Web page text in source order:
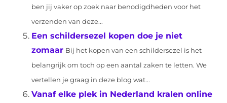
ben jij vaker op zoek naar benodigdheden voor het
verzenden van deze...
Een schildersezel kopen doe je niet
zomaar Bij het kopen van een schildersezel is het
belangrijk om toch op een aantal zaken te letten. We
vertellen je graag in deze blog wat...
Vanaf elke plek in Nederland kralen online